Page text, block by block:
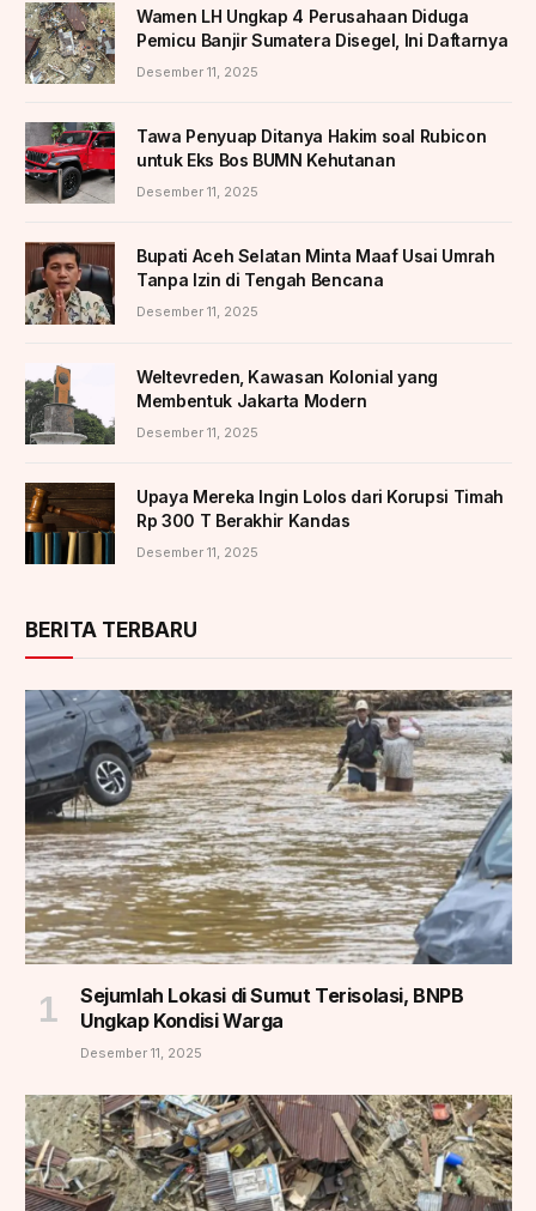
Wamen LH Ungkap 4 Perusahaan Diduga
Pemicu Banjir Sumatera Disegel, Ini Daftarnya
Desember 11, 2025
Tawa Penyuap Ditanya Hakim soal Rubicon
untuk Eks Bos BUMN Kehutanan
Desember 11, 2025
Bupati Aceh Selatan Minta Maaf Usai Umrah
Tanpa Izin di Tengah Bencana
Desember 11, 2025
Weltevreden, Kawasan Kolonial yang
Membentuk Jakarta Modern
Desember 11, 2025
Upaya Mereka Ingin Lolos dari Korupsi Timah
Rp 300 T Berakhir Kandas
Desember 11, 2025
BERITA TERBARU
Sejumlah Lokasi di Sumut Terisolasi, BNPB
Ungkap Kondisi Warga
Desember 11, 2025